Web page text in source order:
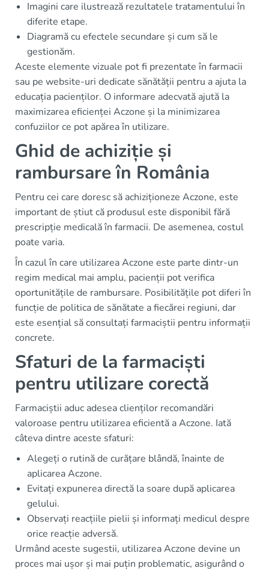
Imagini care ilustrează rezultatele tratamentului în
diferite etape.
Diagramă cu efectele secundare și cum să le
gestionăm.
Aceste elemente vizuale pot fi prezentate în farmacii
sau pe website-uri dedicate sănătății pentru a ajuta la
educația pacienților. O informare adecvată ajută la
maximizarea eficienței Aczone și la minimizarea
confuziilor ce pot apărea în utilizare.
Ghid de achiziție și
rambursare în România
Pentru cei care doresc să achiziționeze Aczone, este
important de știut că produsul este disponibil fără
prescripție medicală în farmacii. De asemenea, costul
poate varia.
În cazul în care utilizarea Aczone este parte dintr-un
regim medical mai amplu, pacienții pot verifica
oportunitățile de rambursare. Posibilitățile pot diferi în
funcție de politica de sănătate a fiecărei regiuni, dar
este esențial să consultați farmaciștii pentru informații
concrete.
Sfaturi de la farmaciști
pentru utilizare corectă
Farmaciștii aduc adesea clienților recomandări
valoroase pentru utilizarea eficientă a Aczone. Iată
câteva dintre aceste sfaturi:
Alegeți o rutină de curățare blândă, înainte de
aplicarea Aczone.
Evitați expunerea directă la soare după aplicarea
gelului.
Observați reacțiile pielii și informați medicul despre
orice reacție adversă.
Urmând aceste sugestii, utilizarea Aczone devine un
proces mai ușor și mai puțin problematic, asigurând o